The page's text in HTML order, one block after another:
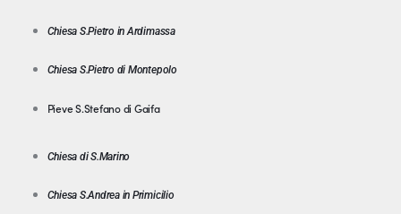
Chiesa S.Pietro in Ardimassa
Chiesa S.Pietro di Montepolo
Pieve S.Stefano di Gaifa
Chiesa di S.Marino
Chiesa S.Andrea in Primicilio